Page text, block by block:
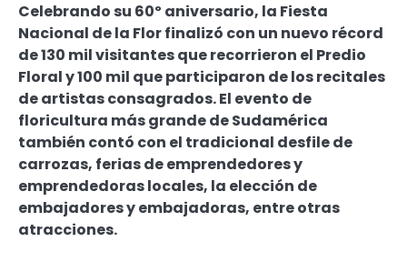
Celebrando su 60º aniversario, la Fiesta
Nacional de la Flor finalizó con un nuevo récord
de 130 mil visitantes que recorrieron el Predio
Floral y 100 mil que participaron de los recitales
de artistas consagrados. El evento de
floricultura más grande de Sudamérica
también contó con el tradicional desfile de
carrozas, ferias de emprendedores y
emprendedoras locales, la elección de
embajadores y embajadoras, entre otras
atracciones.